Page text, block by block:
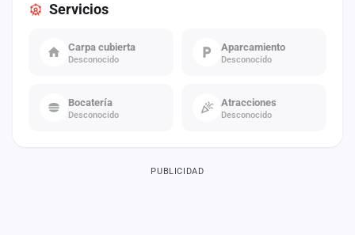
Servicios
Carpa cubierta
Desconocido
Aparcamiento
Desconocido
Bocatería
Desconocido
Atracciones
Desconocido
PUBLICIDAD